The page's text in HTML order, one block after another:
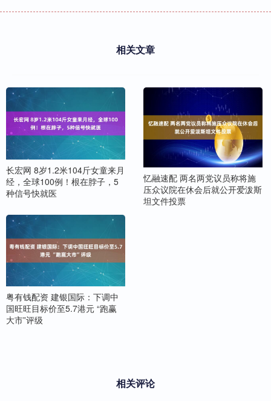
相关文章
长宏网 8岁1.2米104斤女童来月
经，全球100例！根在脖子，5
种信号快就医
忆融速配 两名两党议员称将施
压众议院在休会后就公开爱泼斯
坦文件投票
粤有钱配资 建银国际：下调中
国旺旺目标价至5.7港元 “跑赢
大市”评级
相关评论